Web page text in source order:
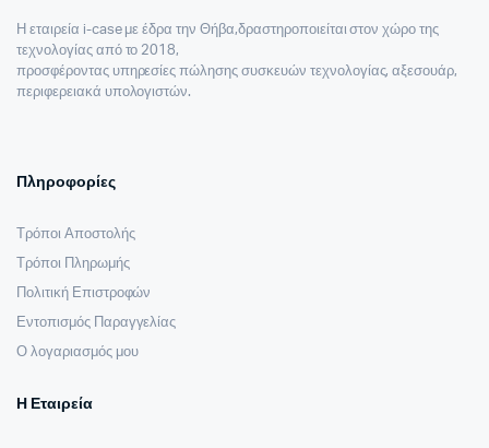
Η εταιρεία i-case με έδρα την Θήβα,δραστηροποιείται στον χώρο της
τεχνολογίας από το 2018,
προσφέροντας υπηρεσίες πώλησης συσκευών τεχνολογίας, αξεσουάρ,
περιφερειακά υπολογιστών.
Πληροφορίες
Τρόποι Αποστολής
Τρόποι Πληρωμής
Πολιτική Επιστροφών
Εντοπισμός Παραγγελίας
Ο λογαριασμός μου
Η Εταιρεία